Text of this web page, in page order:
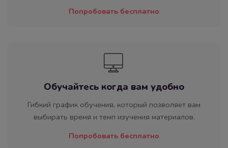
Попробовать бесплатно
Обучайтесь когда вам удобно
Гибкий график обучения, который позволяет вам
выбирать время и темп изучения материалов.
Попробовать бесплатно